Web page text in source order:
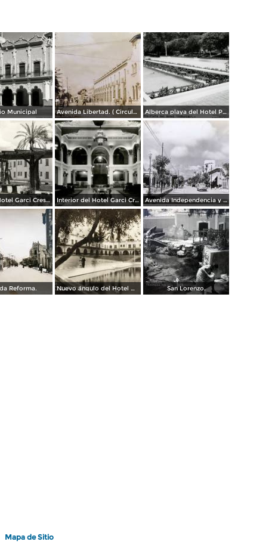
Municipal Avenida Libertad. ( Circulada el 5 de Abril de 1945 ). Alberca playa del Hotel Peñafiel
Vista del Hotel Garci Crespo Interior del Hotel Garci Crespo Avenida Independencia y Parque Juarez. ( Circulada el 23 de Enero de 1940 ).
Reforma. Nuevo ángulo del Hotel Garci Crespo San Lorenzo.
Mapa de Sitio